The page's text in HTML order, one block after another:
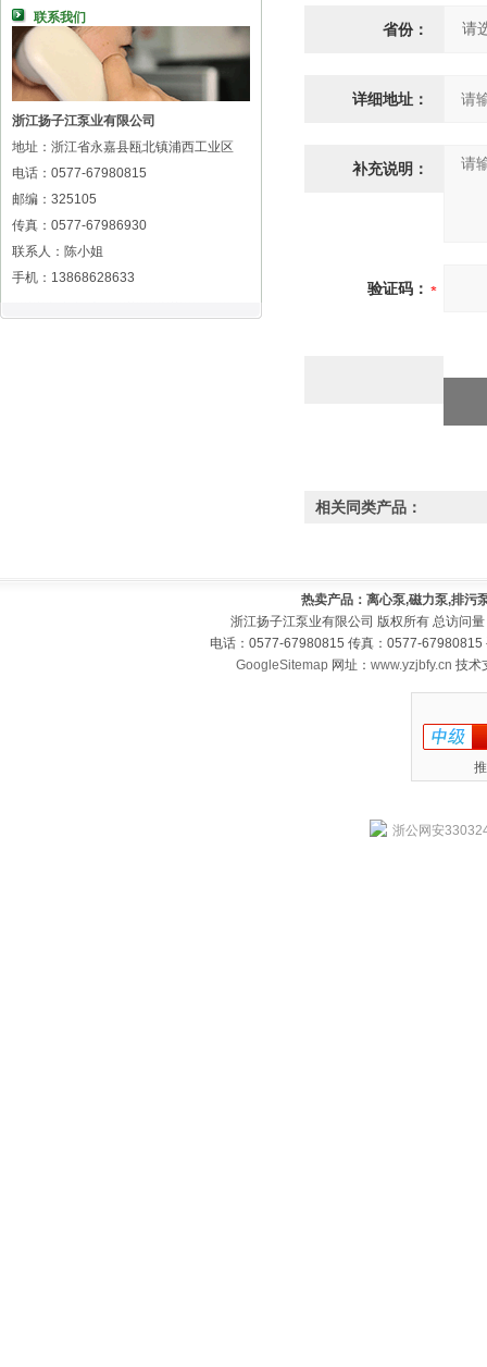
联系我们
浙江扬子江泵业有限公司
地址：浙江省永嘉县瓯北镇浦西工业区
电话：0577-67980815
邮编：325105
传真：0577-67986930
联系人：陈小姐
手机：13868628633
省份：
详细地址：
补充说明：
验证码：
相关同类产品：
热卖产品：离心泵,磁力泵,排污
浙江扬子江泵业有限公司 版权所有 总访问
电话：0577-67980815 传真：0577-
GoogleSitemap 网址： www.yzjbfy.cn 技术
浙公网安